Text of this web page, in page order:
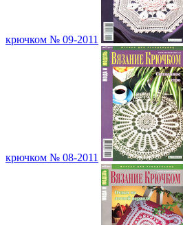
крючком № 09-2011
крючком № 08-2011